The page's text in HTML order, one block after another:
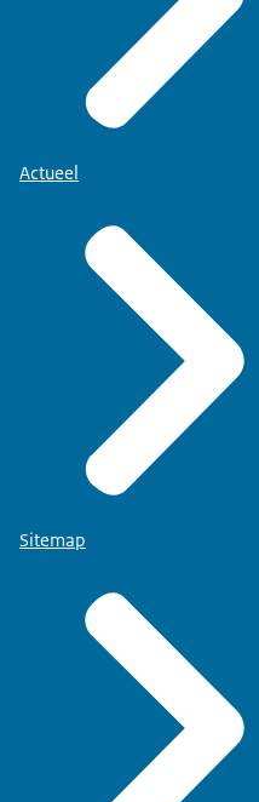
Actueel
Sitemap